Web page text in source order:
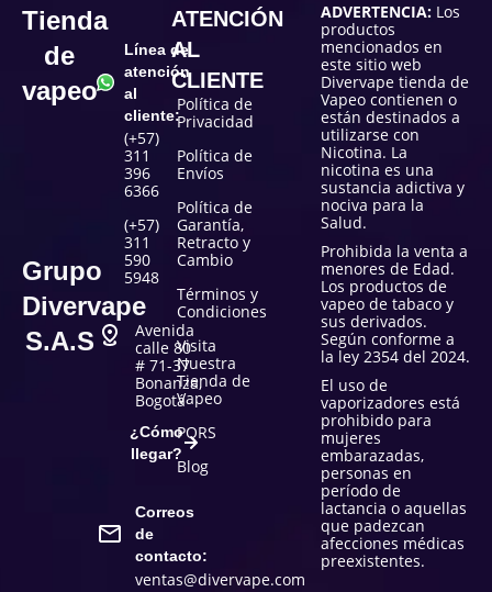
Tienda
de
vapeo
Grupo
Divervape
S.A.S
Línea de
atención
al
cliente:
(+57)
311
396
6366
(+57)
311
590
5948
Avenida
calle 80
# 71-37
Bonanza,
Bogotá
¿Cómo
llegar?
Correos
de
contacto:
ventas@divervape.com
ATENCIÓN
AL
CLIENTE
Política de
Privacidad
Política de
Envíos
Política de
Garantía,
Retracto y
Cambio
Términos y
Condiciones
Visita
Nuestra
Tienda de
Vapeo
PQRS
Blog
ADVERTENCIA: Los
productos
mencionados en
este sitio web
Divervape tienda de
Vapeo contienen o
están destinados a
utilizarse con
Nicotina. La
nicotina es una
sustancia adictiva y
nociva para la
Salud.
Prohibida la venta a
menores de Edad.
Los productos de
vapeo de tabaco y
sus derivados.
Según conforme a
la ley 2354 del 2024.
El uso de
vaporizadores está
prohibido para
mujeres
embarazadas,
personas en
período de
lactancia o aquellas
que padezcan
afecciones médicas
preexistentes.